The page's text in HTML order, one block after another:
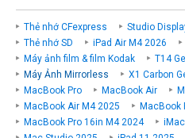
Thẻ nhớ CFexpress Studio
Thẻ nhớ SD
iPad Air M4 2026
Máy ảnh film & film Kodak
T14
Máy Ảnh Mirrorless
X1 Carbon
MacBook Pro
MacBook Air
MacBook Air M4 2025
MacBook
MacBook Pro 16in M4 2024